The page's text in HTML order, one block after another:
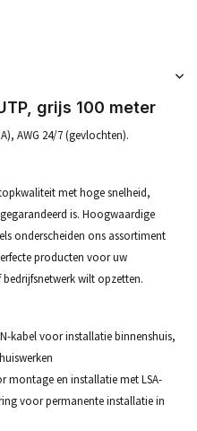
grijs 100 meter
AWG 24/7 (gevlochten).
met hoge snelheid,
is. Hoogwaardige
onderscheiden ons assortiment
producten voor uw
wilt opzetten.
kabel voor installatie binnenshuis,
montage en installatie met LSA-
voor permanente installatie in